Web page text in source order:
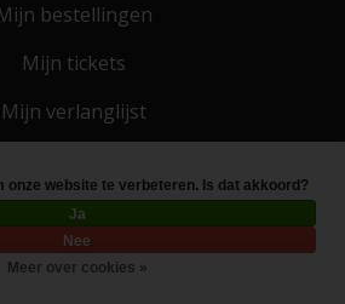
bestellingen
Mijn tickets
Mijn verlanglijst
4 All- Powered byLightspeed
onze website te verbeteren. Is dat akkoord?
Ja
Nee
Meer over cookies »